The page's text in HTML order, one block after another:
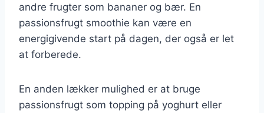
andre frugter som bananer og bær. En
passionsfrugt smoothie kan være en
energigivende start på dagen, der også er let
at forberede.
En anden lækker mulighed er at bruge
passionsfrugt som topping på yoghurt eller